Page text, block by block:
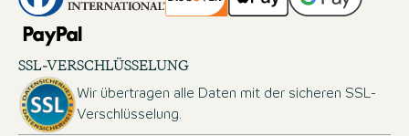
SSL-VERSCHLÜSSELUNG
Wir übertragen alle Daten mit der sicheren SSL-
Verschlüsselung.